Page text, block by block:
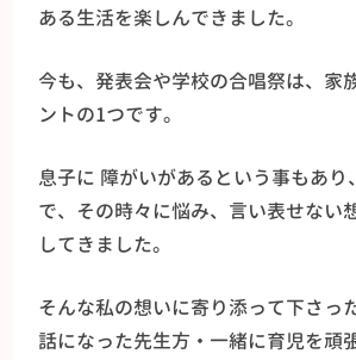
ある生活を楽しんできました。
今も、発表会や学校の合唱祭は、家
ントの1つです。
息子に 障がいがあるという事もあり
で、その時々に悩み、言い表せない
してきました。
そんな私の想いに寄り添って下さっ
話になった先生方・一緒に育児を頑